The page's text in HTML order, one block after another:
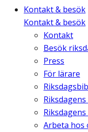
Kontakt & besök
Kontakt & besök
Kontakt
Besök
Press
För lärare
Arbeta hos